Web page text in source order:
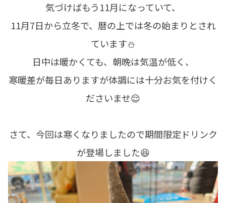
気づけばもう11月になっていて、
11月7日から立冬で、暦の上では冬の始まりとされ
ています⛄
日中は暖かくても、朝晩は気温が低く、
寒暖差が毎日ありますが体調には十分お気を付けく
ださいませ😌
さて、今回は寒くなりましたので期間限定ドリンク
が登場しました😆